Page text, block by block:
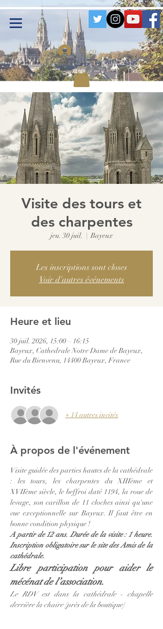
Se connecter
Visite des tours et
des charpentes
jeu. 30 juil.
  |
Bayeux
Les inscriptions sont closes
Voir d'autres événements
Heure et lieu
30 juil. 2026, 15:00 – 16:15
Bayeux, Cathedrale Notre Dame de Bayeux,
Rue du Bienvenu, 14400 Bayeux, France
Invités
+ 14 autres invités
À propos de l'événement
Visite guidée des parties hautes de la cathédrale
: les tours, les charpentes du XIIIème et
XVIIème siècle, le beffroi daté 1194, la roue de
levage, son carillon de 11 cloches ainsi qu'une
vue exceptionnelle sur Bayeux. Il faut être en
bonne condition physique !
A partir de 12 ans. Durée de la visite : 1 heure.
Inscription obligatoire sur le site des Amis de la
cathédrale.
Libre participation pour aider le
mécénat de l’association.
Le RDV est dans la cathédrale - chapelle
derrière la chaire (près de la boutique)